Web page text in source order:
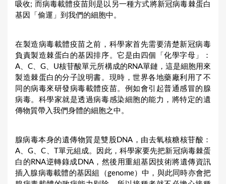
吸收; 而病毒載體疫苗則是以另一種方式將新冠病毒棘蛋白
基因「偷運」到我們的細胞中。
在製造病毒載體疫苗之前，科學家首先需要清楚新冠病毒
負責製造棘蛋白的基因排序。它是由四個「化學字母」：
A、C、G、U核苷酸單元所構成的RNA單鏈，這是細胞用來
製造棘蛋白的分子說明書。現時，世界各地藥廠利用了不
同的病毒來研發病毒載體疫苗。例如會引起普通感冒的腺
病毒。科學家就是透過病毒感染細胞的能力，將特定的遺
傳物質帶入我們身體的細胞之中。
腺病毒本身的遺傳物質是雙股DNA，由去氧核糖核苷酸：
A、G、C、T單元組成。因此，科學家要先把新冠病毒棘蛋
白的RNA逆轉錄成DNA，然後用重組基因技術將遺傳資訊
插入腺病毒載體的基因組（genome）中，與此同時亦會把